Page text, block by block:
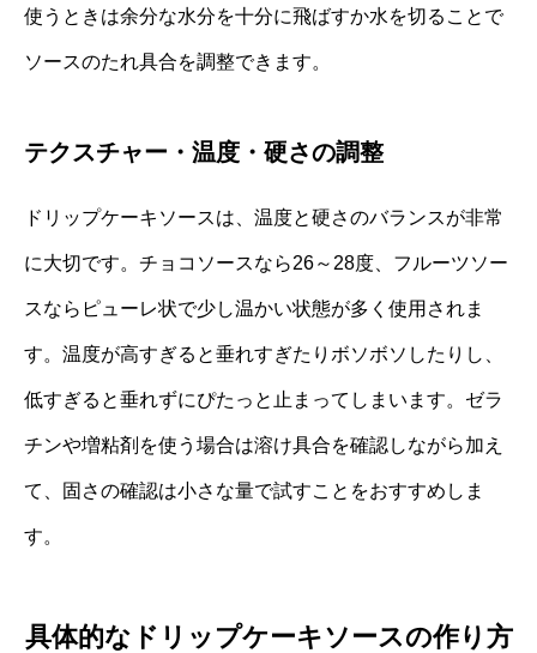
使うときは余分な水分を十分に飛ばすか水を切ることで
ソースのたれ具合を調整できます。
テクスチャー・温度・硬さの調整
ドリップケーキソースは、温度と硬さのバランスが非常
に大切です。チョコソースなら26～28度、フルーツソー
スならピューレ状で少し温かい状態が多く使用されま
す。温度が高すぎると垂れすぎたりボソボソしたりし、
低すぎると垂れずにぴたっと止まってしまいます。ゼラ
チンや増粘剤を使う場合は溶け具合を確認しながら加え
て、固さの確認は小さな量で試すことをおすすめしま
す。
具体的なドリップケーキソースの作り方